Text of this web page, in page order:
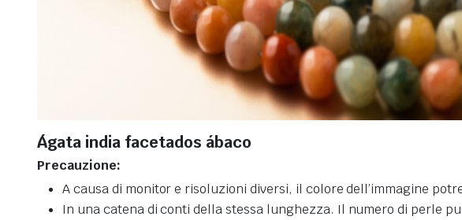
Ágata india facetados ábaco
Precauzione:
A causa di monitor e risoluzioni diversi, il colore dell’immagine
In una catena di conti della stessa lunghezza. Il numero di perle